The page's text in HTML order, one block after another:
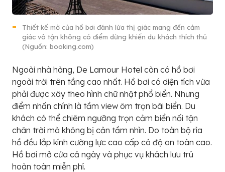
Thiết kế mở của hồ bơi đánh lừa thị giác mang đến cảm
giác vô tận không có điểm dừng khiến du khách thích thú
(Nguồn: booking.com)
Ngoài nhà hàng, De Lamour Hotel còn có hồ bơi
ngoài trời trên tầng cao nhất. Hồ bơi có diện tích vừa
phải được xây theo hình chữ nhật phổ biển. Nhưng
điểm nhấn chính là tầm view ôm trọn bãi biển. Du
khách có thể chiêm ngưỡng trọn cảm biển nối tận
chân trời mà không bị cản tầm nhìn. Do toàn bộ rìa
hồ đều lắp kính cường lực cao cấp có độ an toàn cao.
Hồ bơi mở cửa cả ngày và phục vụ khách lưu trú
hoàn toàn miễn phí.